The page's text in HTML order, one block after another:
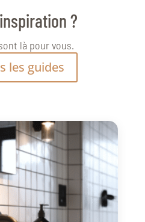
?
là pour vous.
les guides